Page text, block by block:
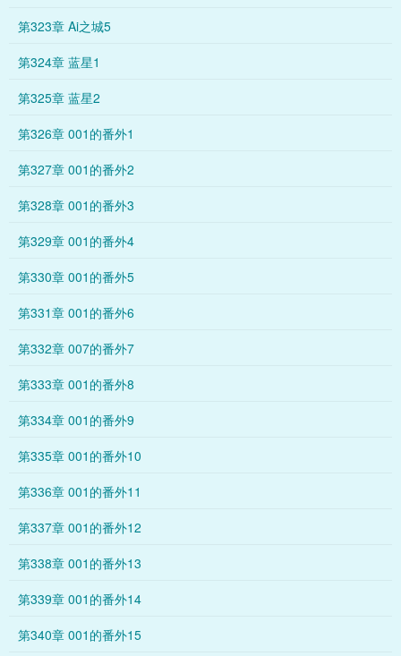
第323章 Ai之城5
第324章 蓝星1
第325章 蓝星2
第326章 001的番外1
第327章 001的番外2
第328章 001的番外3
第329章 001的番外4
第330章 001的番外5
第331章 001的番外6
第332章 007的番外7
第333章 001的番外8
第334章 001的番外9
第335章 001的番外10
第336章 001的番外11
第337章 001的番外12
第338章 001的番外13
第339章 001的番外14
第340章 001的番外15